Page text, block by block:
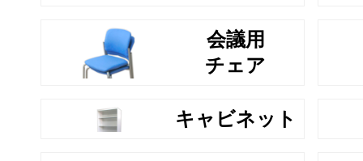
会議用
チェア
キャビネット